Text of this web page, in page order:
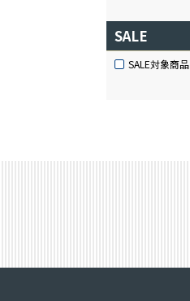
SALE
SALE対象商品